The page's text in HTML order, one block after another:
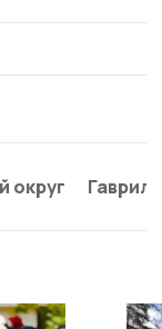
округ